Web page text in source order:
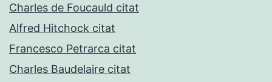
Charles de Foucauld citat
Alfred Hitchock citat
Francesco Petrarca citat
Charles Baudelaire citat